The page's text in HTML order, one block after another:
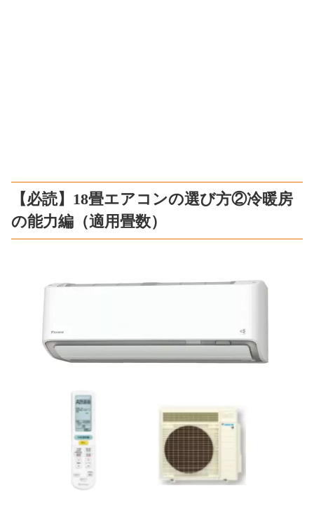
【必読】18畳エアコンの選び方②冷暖房
の能力編（適用畳数）